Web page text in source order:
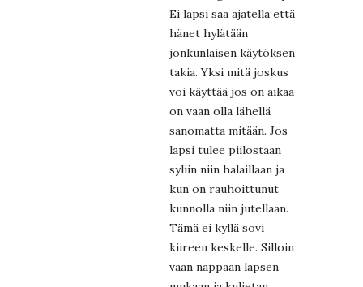
Ei lapsi saa ajatella että
hänet hylätään
jonkunlaisen käytöksen
takia. Yksi mitä joskus
voi käyttää jos on aikaa
on vaan olla lähellä
sanomatta mitään. Jos
lapsi tulee piilostaan
syliin niin halaillaan ja
kun on rauhoittunut
kunnolla niin jutellaan.
Tämä ei kyllä sovi
kiireen keskelle. Silloin
vaan nappaan lapsen